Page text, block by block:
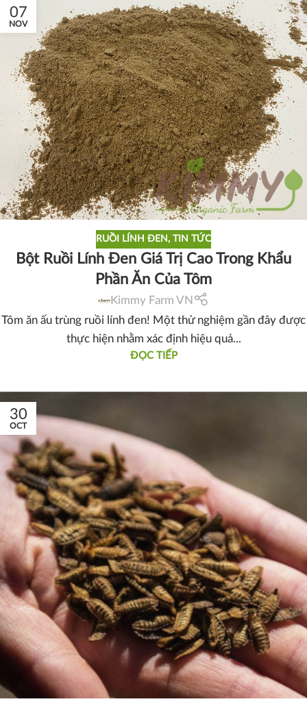
07
NOV
RUỒI LÍNH ĐEN, TIN TỨC
Bột Ruồi Lính Đen Giá Trị Cao Trong Khẩu
Phần Ăn Của Tôm
Kimmy Farm VN
Tôm ăn ấu trùng ruồi lính đen! Một thử nghiệm gần đây được
thực hiện nhằm xác định hiệu quả...
ĐỌC TIẾP
30
OCT